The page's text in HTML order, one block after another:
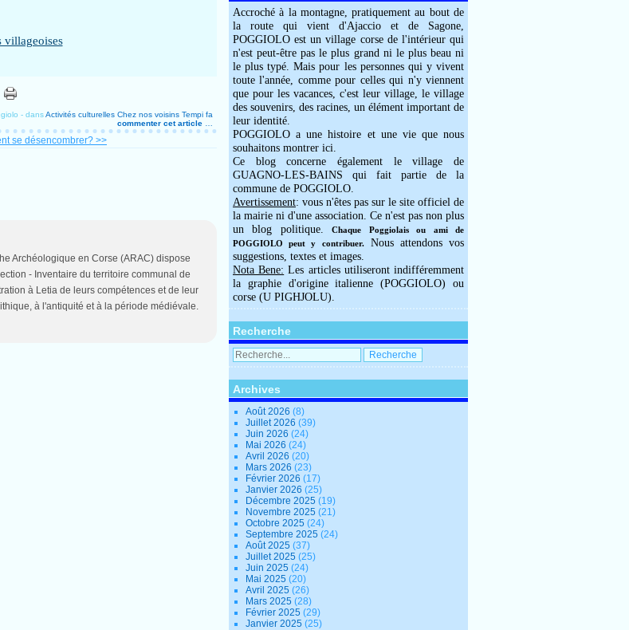
- dansActivités culturelles Chez nos voisins Tempi fa
commenter cet article
se désencombrer? >>
Archéologique en Corse (ARAC) dispose
- Inventaire du territoire communal de
à Letia de leurs compétences et de leur
à l'antiquité et à la période médiévale.
Accroché à la montagne, pratiquement au bout de
la route qui vient d'Ajaccio et de Sagone,
POGGIOLO est un village corse de l'intérieur qui
n'est peut-être pas le plus grand ni le plus beau ni
le plus typé. Mais pour les personnes qui y vivent
toute l'année, comme pour celles qui n'y viennent
que pour les vacances, c'est leur village, le village
des souvenirs, des racines, un élément important de
leur identité.
POGGIOLO a une histoire et une vie que nous
souhaitons montrer ici.
Ce blog concerne également le village de
GUAGNO-LES-BAINS qui fait partie de la
commune de POGGIOLO.
Avertissement: vous n'êtes pas sur le site officiel de
la mairie ni d'une association. Ce n'est pas non plus
un blog politique.Chaque Poggiolais ou ami de
POGGIOLO peut y contribuer.Nous attendons vos
suggestions, textes et images.
Nota Bene: Les articles utiliseront indifféremment
la graphie d'origine italienne (POGGIOLO) ou
corse (U PIGHJOLU).
Recherche
Archives
Août 2026 (8)
Juillet 2026 (39)
Juin 2026 (24)
Mai 2026 (24)
Avril 2026 (20)
Mars 2026 (23)
Février 2026 (17)
Janvier 2026 (25)
Décembre 2025 (19)
Novembre 2025 (21)
Octobre 2025 (24)
Septembre 2025 (24)
Août 2025 (37)
Juillet 2025 (25)
Juin 2025 (24)
Mai 2025 (20)
Avril 2025 (26)
Mars 2025 (28)
Février 2025 (29)
Janvier 2025 (25)